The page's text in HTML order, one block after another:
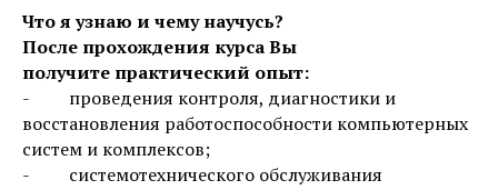
Что я узнаю и чему научусь?
После прохождения курса Вы
получите практический опыт:
- проведения контроля, диагностики и
восстановления работоспособности компьютерных
систем и комплексов;
- системотехнического обслуживания